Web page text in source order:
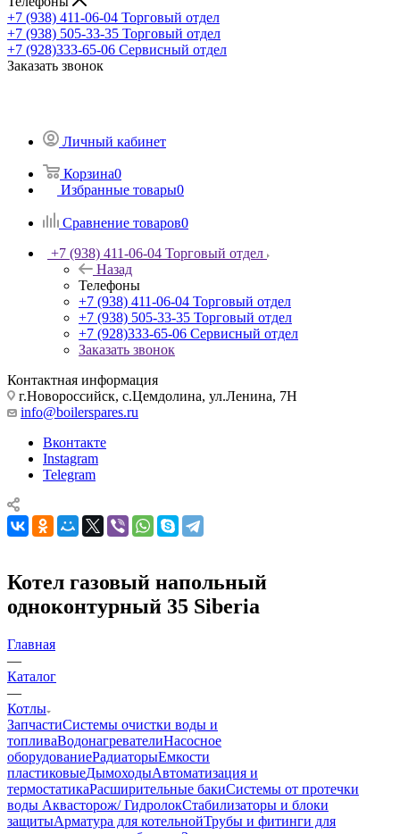
+7 (938) 411-06-04 Торговый отдел
+7 (938) 505-33-35 Торговый отдел
+7 (928)333-65-06 Сервисный отдел
Заказать звонок
Личный кабинет
Корзина0
Избранные товары0
Сравнение товаров0
+7 (938) 411-06-04 Торговый отдел
Назад
Телефоны
+7 (938) 411-06-04 Торговый отдел
+7 (938) 505-33-35 Торговый отдел
+7 (928)333-65-06 Сервисный отдел
Заказать звонок
Контактная информация
г.Новороссийск, с.Цемдолина, ул.Ленина, 7Н
info@boilerspares.ru
Вконтакте
Instagram
Telegram
Котел газовый напольный
одноконтурный 35 Siberia
Главная
—
Каталог
—
Котлы
ЗапчастиСистемы очистки воды и
топливаВодонагревателиНасосное
оборудованиеРадиаторыЕмкости
пластиковыеДымоходыАвтоматизация и
термостатикаРасширительные бакиСистемы от протечки
воды Аквасторож/ ГидролокСтабилизаторы и блоки
защитыАрматура для котельнойТрубы и фитинги для